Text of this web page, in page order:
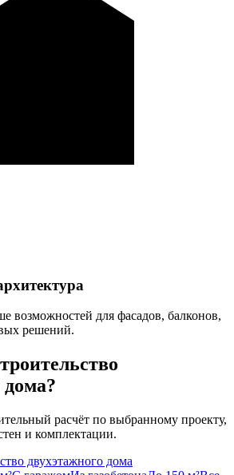
возможностей для фасадов, балконов,
решений.
дома?
расчёт по выбранному проекту,
и комплектации.
двухэтажного дома